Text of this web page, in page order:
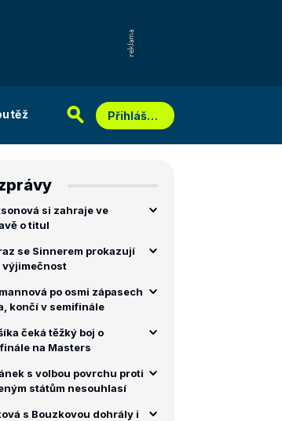
Přihlášení
si zahraje ve
o titul
se Sinnerem prokazují
výjimečnost
po osmi zápasech
končí v semifinále
čeká těžký boj o
na Masters
s volbou povrchu proti
státům nesouhlasí
s Bouzkovou dohrály i